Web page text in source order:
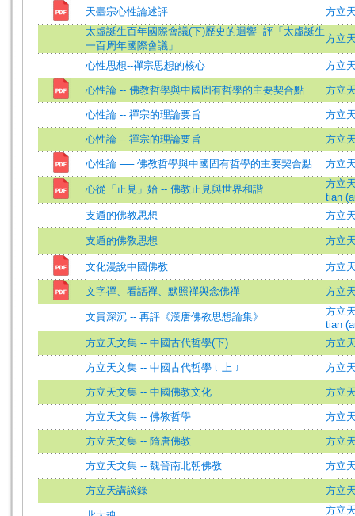
天臺宗心性論述評
方立
太虛誕生百年國際會議(下)歷史的迴響--評「太虛誕生
一百周年國際會議」
方立
心性思想--禪宗思想的核心 方立
心性論 -- 佛教哲學與中國固有哲學的主要契合點 方立
心性論 -- 禪宗的理論要旨 方立
心性論 -- 禪宗的理論要旨 方立
心性論 ── 佛教哲學與中國固有哲學的主要契合點 方立
心從「正見」始 -- 佛教正見與世界和諧
方立
tian
支遁的佛教思想
方立
支遁的佛敎思想 方立
文化漫說中國佛教 方立
文字禪、看話禪、默照禪與念佛禪 方立
文貴深沉 -- 再評《漢唐佛教思想論集》
方立
tian
方立天文集 -- 中國古代哲學(下)
方立
方立天文集 -- 中國古代哲學﹝上﹞ 方立
方立天文集 -- 中國佛教文化 方立
方立天文集 -- 佛教哲學 方立
方立天文集 -- 隋唐佛教 方立
方立天文集 -- 魏晉南北朝佛教 方立
方立天講談錄 方立
方立